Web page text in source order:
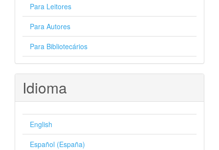
Para Leitores
Para Autores
Para Bibliotecários
Idioma
English
Español (España)